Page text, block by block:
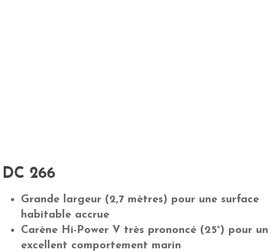
DC 266
Grande largeur (2,7 mètres) pour une surface
habitable accrue
Carène Hi-Power V très prononcé (25°) pour un
excellent comportement marin